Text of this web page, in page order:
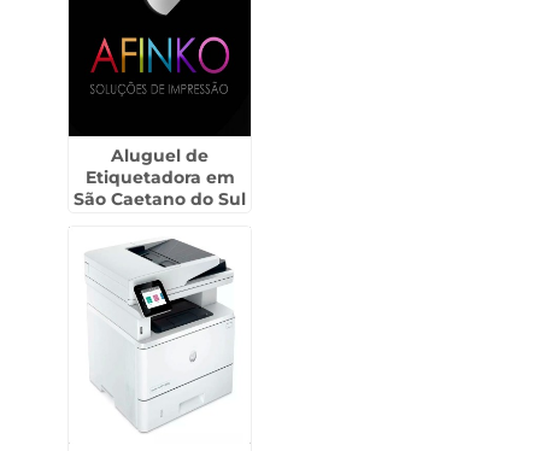
Aluguel de
Etiquetadora em
São Caetano do Sul